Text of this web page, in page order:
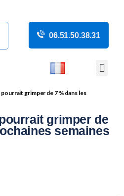
06.51.50.38.31
pourrait grimper de 7 % dans les
grimper de
semaines